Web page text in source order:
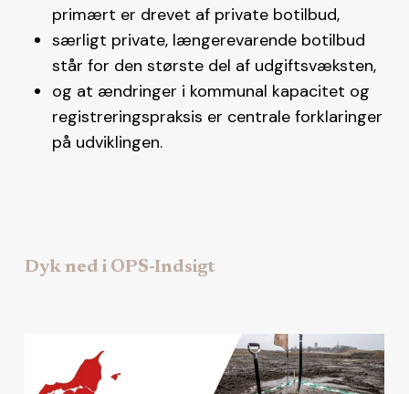
primært er drevet af private botilbud,
særligt private, længerevarende botilbud
står for den største del af udgiftsvæksten,
og at ændringer i kommunal kapacitet og
registreringspraksis er centrale forklaringer
på udviklingen.
Dyk ned i OPS-Indsigt